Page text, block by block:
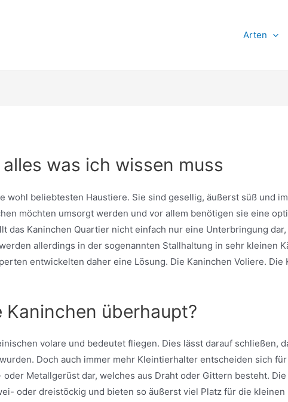
Arten
was ich wissen muss
wohl beliebtesten Haustiere. Sie sind gesellig, äußerst süß und
möchten umsorgt werden und vor allem benötigen sie eine
das Kaninchen Quartier nicht einfach nur eine Unterbringung
allerdings in der sogenannten Stallhaltung in sehr kleinen
entwickelten daher eine Lösung. Die Kaninchen Voliere.
Kaninchen überhaupt?
volare und bedeutet fliegen. Dies lässt darauf schließen,
Doch auch immer mehr Kleintierhalter entscheiden sich
Metallgerüst dar, welches aus Draht oder Gittern besteht.
oder dreistöckig und bieten so äußerst viel Platz für die kleinen